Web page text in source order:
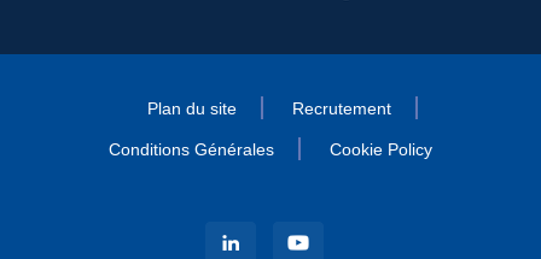
Plan du site Recrutement
Conditions Générales Cookie Policy